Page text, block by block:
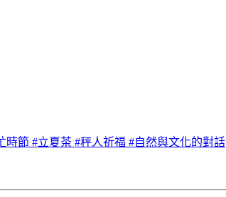
節 #立夏茶 #秤人祈福 #自然與文化的對話